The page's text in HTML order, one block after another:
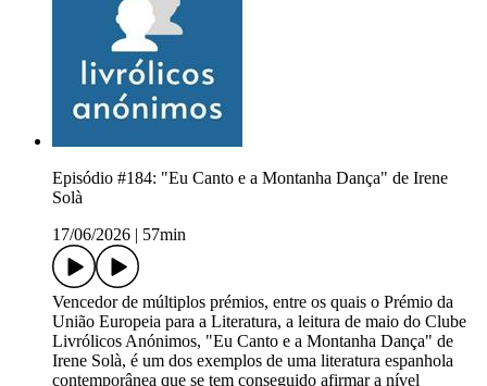
Episódio #184: "Eu Canto e a Montanha Dança" de Irene
Solà
17/06/2026
57min
Vencedor de múltiplos prémios, entre os quais o Prémio da
União Europeia para a Literatura, a leitura de maio do Clube
Livrólicos Anónimos, "Eu Canto e a Montanha Dança" de
Irene Solà, é um dos exemplos de uma literatura espanhola
contemporânea que se tem conseguido afirmar a nível